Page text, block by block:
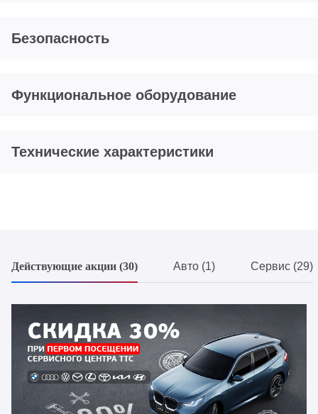
Безопасность
Функциональное оборудование
Технические характеристики
Действующие акции (30) Авто (1) Сервис (29)